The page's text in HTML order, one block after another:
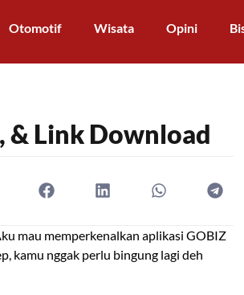
Otomotif Wisata Opini
& Link Download
mau memperkenalkan aplikasi GOBIZ
kamu nggak perlu bingung lagi deh